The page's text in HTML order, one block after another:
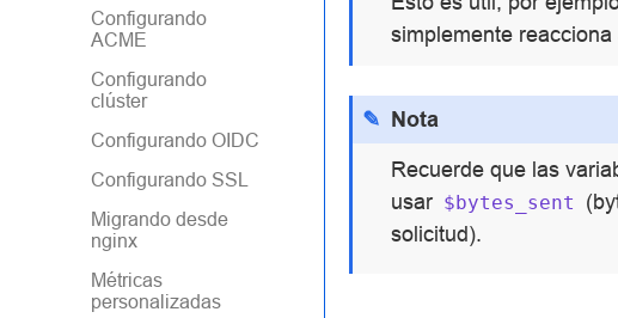
Configurando
ACME
Configurando
clúster
Configurando OIDC
Configurando SSL
Migrando desde
nginx
Métricas
personalizadas
simplemente
Nota
Recuerde que las
usar $bytes_sent
solicitud).